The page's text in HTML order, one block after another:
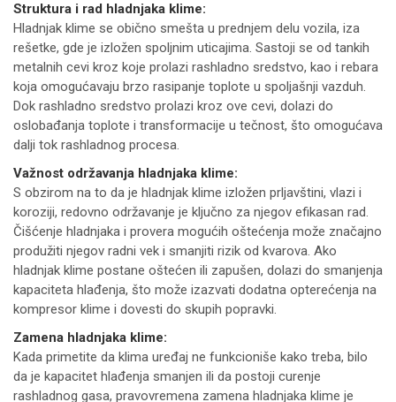
Struktura i rad hladnjaka klime:
Hladnjak klime se obično smešta u prednjem delu vozila, iza
rešetke, gde je izložen spoljnim uticajima. Sastoji se od tankih
metalnih cevi kroz koje prolazi rashladno sredstvo, kao i rebara
koja omogućavaju brzo rasipanje toplote u spoljašnji vazduh.
Dok rashladno sredstvo prolazi kroz ove cevi, dolazi do
oslobađanja toplote i transformacije u tečnost, što omogućava
dalji tok rashladnog procesa.
Važnost održavanja hladnjaka klime:
S obzirom na to da je hladnjak klime izložen prljavštini, vlazi i
koroziji, redovno održavanje je ključno za njegov efikasan rad.
Čišćenje hladnjaka i provera mogućih oštećenja može značajno
produžiti njegov radni vek i smanjiti rizik od kvarova. Ako
hladnjak klime postane oštećen ili zapušen, dolazi do smanjenja
kapaciteta hlađenja, što može izazvati dodatna opterećenja na
kompresor klime i dovesti do skupih popravki.
Zamena hladnjaka klime:
Kada primetite da klima uređaj ne funkcioniše kako treba, bilo
da je kapacitet hlađenja smanjen ili da postoji curenje
rashladnog gasa, pravovremena zamena hladnjaka klime je